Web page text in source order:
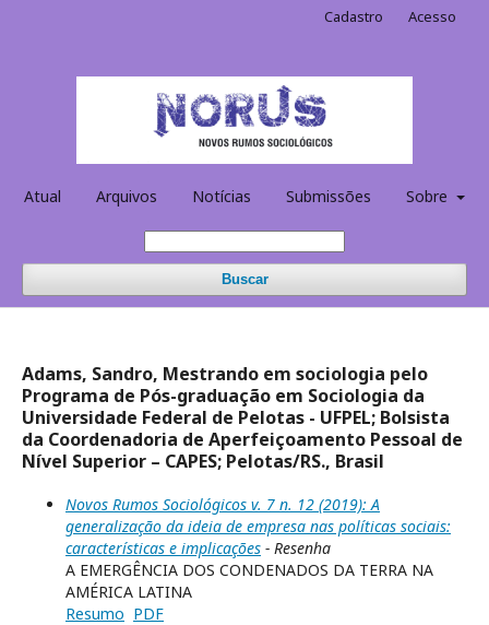
Atual Arquivos Notícias Submissões Sobre
Buscar
Cadastro Acesso
Adams, Sandro, Mestrando em sociologia pelo
Programa de Pós-graduação em Sociologia da
Universidade Federal de Pelotas - UFPEL; Bolsista
da Coordenadoria de Aperfeiçoamento Pessoal de
Nível Superior – CAPES; Pelotas/RS., Brasil
Novos Rumos Sociológicos v. 7 n. 12 (2019): A
generalização da ideia de empresa nas políticas sociais:
características e implicações - Resenha
A EMERGÊNCIA DOS CONDENADOS DA TERRA NA
AMÉRICA LATINA
Resumo PDF